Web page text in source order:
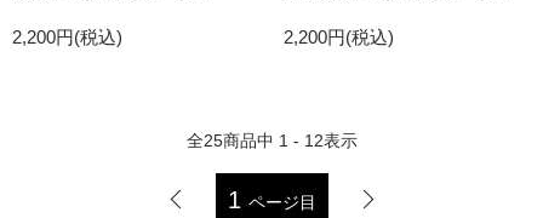
2,200円(税込) 2,200円(税込)
全25商品中 1 - 12表示
1 ページ目